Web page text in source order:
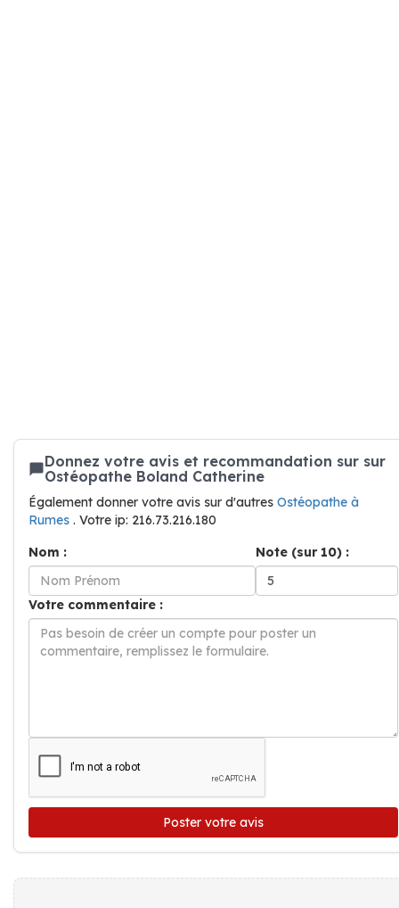
Donnez votre avis et recommandation sur sur
Ostéopathe Boland Catherine
Également donner votre avis sur d'autres Ostéopathe à
Rumes . Votre ip: 216.73.216.180
Nom :
Note (sur 10) :
Votre commentaire :
Poster votre avis